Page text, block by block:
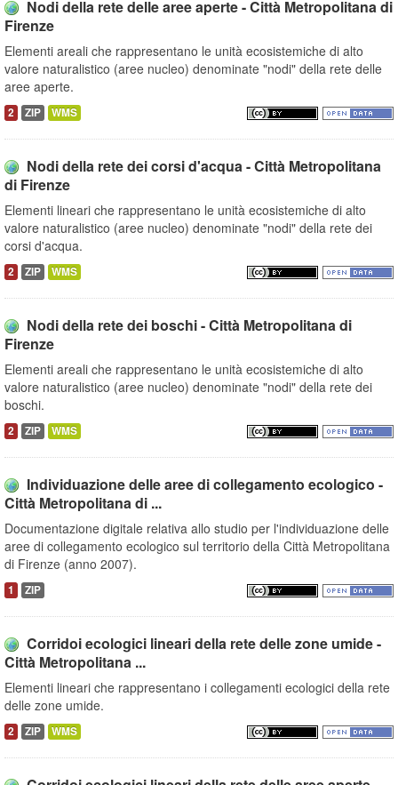
Nodi della rete delle aree aperte - Città Metropolitana di
Firenze
Elementi areali che rappresentano le unità ecosistemiche di alto
valore naturalistico (aree nucleo) denominate "nodi" della rete delle
aree aperte.
2 ZIP WMS
Nodi della rete dei corsi d'acqua - Città Metropolitana
di Firenze
Elementi lineari che rappresentano le unità ecosistemiche di alto
valore naturalistico (aree nucleo) denominate "nodi" della rete dei
corsi d'acqua.
2 ZIP WMS
Nodi della rete dei boschi - Città Metropolitana di
Firenze
Elementi areali che rappresentano le unità ecosistemiche di alto
valore naturalistico (aree nucleo) denominate "nodi" della rete dei
boschi.
2 ZIP WMS
Individuazione delle aree di collegamento ecologico -
Città Metropolitana di ...
Documentazione digitale relativa allo studio per l'individuazione delle
aree di collegamento ecologico sul territorio della Città Metropolitana
di Firenze (anno 2007).
1 ZIP
Corridoi ecologici lineari della rete delle zone umide -
Città Metropolitana ...
Elementi lineari che rappresentano i collegamenti ecologici della rete
delle zone umide.
2 ZIP WMS